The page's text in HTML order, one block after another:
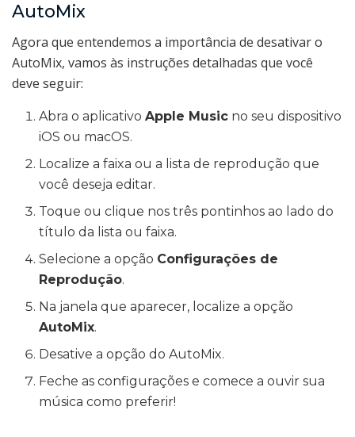
AutoMix
Agora que entendemos a importância de desativar o
AutoMix, vamos às instruções detalhadas que você
deve seguir:
Abra o aplicativoApple Music no seu dispositivo
iOS ou macOS.
Localize a faixa ou a lista de reprodução que
você deseja editar.
Toque ou clique nos três pontinhos ao lado do
título da lista ou faixa.
Selecione a opção Configurações de
Reprodução.
Na janela que aparecer, localize a opção
AutoMix.
Desative a opção do AutoMix.
Feche as configurações e comece a ouvir sua
música como preferir!